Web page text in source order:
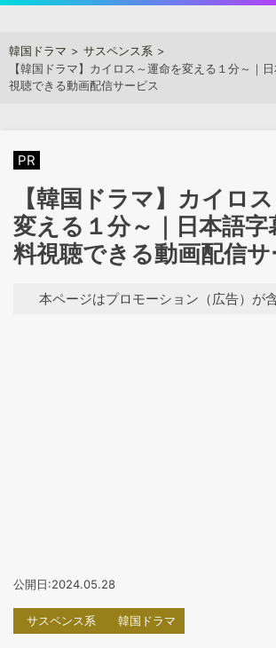
content
アジアンステージ
韓国ドラマ
サスペンス系
【韓国ドラマ】カイロス～運命を変える１分～｜
視聴できる動画配信サービス
PR
【韓国ドラマ】カイロ
変える１分～｜日本語字
料視聴できる動画配信サ
本ページはプロモーション（広告）が
公開日:2024.05.28
サスペンス系 韓国ドラマ